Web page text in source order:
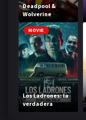
Deadpool &
Wolverine
MOVIE
Los Ladrones: la
verdadera
historia del robo